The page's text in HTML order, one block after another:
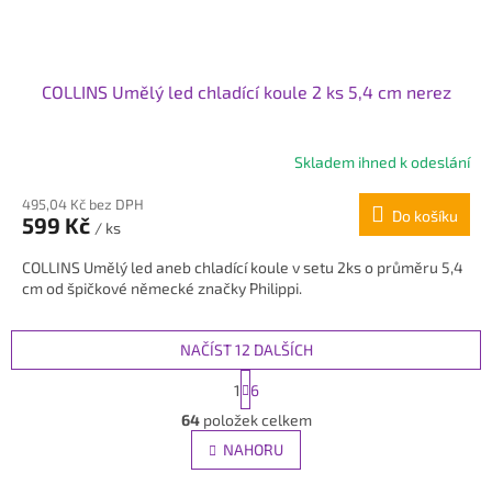
COLLINS Umělý led chladící koule 2 ks 5,4 cm nerez
Skladem ihned k odeslání
495,04 Kč bez DPH
599 Kč / ks
Do košíku
COLLINS Umělý led aneb chladící koule v setu 2ks o průměru 5,4
cm od špičkové německé značky Philippi.
O
v
l
á
NAČÍST 12 DALŠÍCH
S
t
r
á
n
k
1
6
64položek celkem
NAHORU